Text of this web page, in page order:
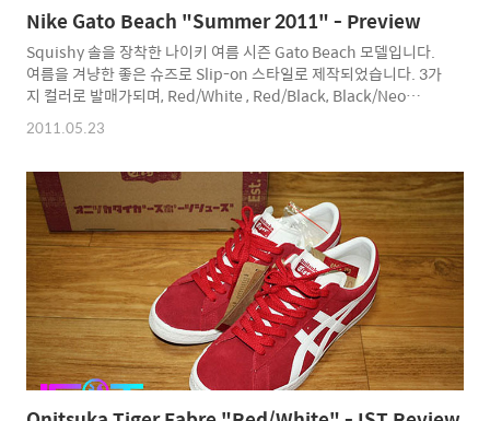
Nike Gato Beach "Summer 2011" - Preview
Squishy 솔을 장착한 나이키 여름 시즌 Gato Beach 모델입니다.
여름을 겨냥한 좋은 슈즈로 Slip-on 스타일로 제작되었습니다. 3가
지 컬러로 발매가되며, Red/White , Red/Black, Black/Neo
Lime 컬러로 발매됩니다. Name : Nike Gato Beach Color :
Challenge Red/White Style : 443891-601 Name : Nike Gato
Name : Nike Gato Beach Color : Anthracite/ Solar Red Style
: 443891-006 비치 슈즈를 신을 계절이 다가오고 있습니다. 최근
Air Moc 모델을..
2011.05.23